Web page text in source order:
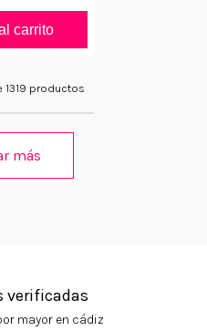
carrito
1319 productos
más
verificadas
mayor en cádiz